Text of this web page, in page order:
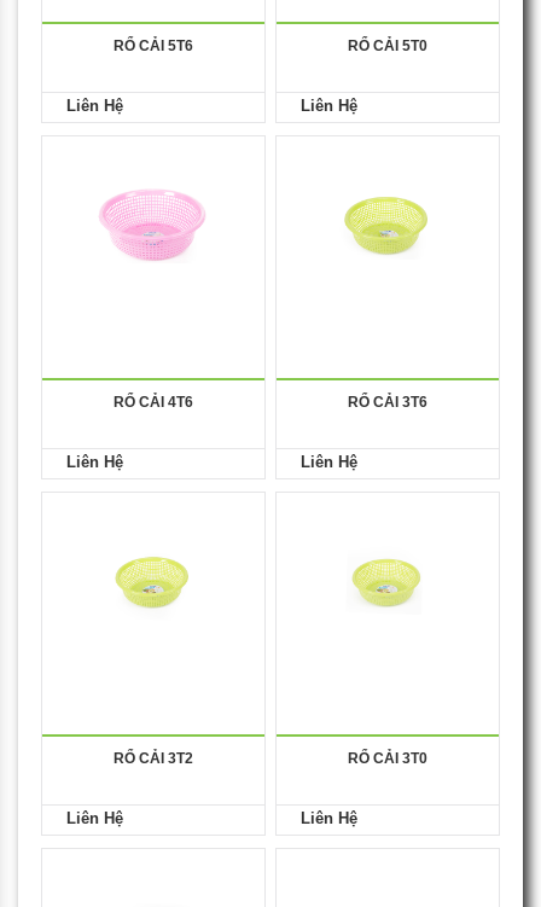
RỔ CẢI 5T6
Liên Hệ
RỔ CẢI 5T0
Liên Hệ
RỔ CẢI 4T6
Liên Hệ
RỔ CẢI 3T6
Liên Hệ
RỔ CẢI 3T2
Liên Hệ
RỔ CẢI 3T0
Liên Hệ